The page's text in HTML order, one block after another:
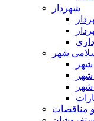
شهردار
شهر
و مناقصات